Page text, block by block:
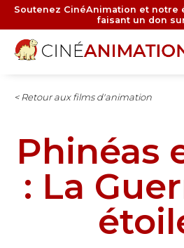
Aller
contenu
principal
Soutenez CinéAnimation et notre
faisant un don
< Retour aux films d'animation
Phinéas
: La